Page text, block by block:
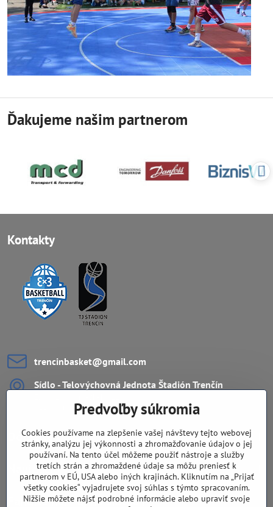
Ďakujeme našim partnerom
Kontakty
trencinbasket​@gmail​.com
Sídlo - Telovýchovná Jednota Štadión Trenčín
911 08 Trenčín
Dôležité odkazy
Navigácia
Fandíte nám aj na sieťach?
Predvoľby súkromia
Cookies používame na zlepšenie vašej návštevy tejto webovej
stránky, analýzu jej výkonnosti a zhromažďovanie údajov o jej
používaní. Na tento účel môžeme použiť nástroje a služby
tretích strán a zhromaždené údaje sa môžu preniesť k
partnerom v EÚ, USA alebo iných krajinách. Kliknutím na „Prijať
všetky cookies“ vyjadrujete svoj súhlas s týmto spracovaním.
Nižšie môžete nájsť podrobné informácie alebo upraviť svoje